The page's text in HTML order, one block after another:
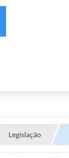
Legislação